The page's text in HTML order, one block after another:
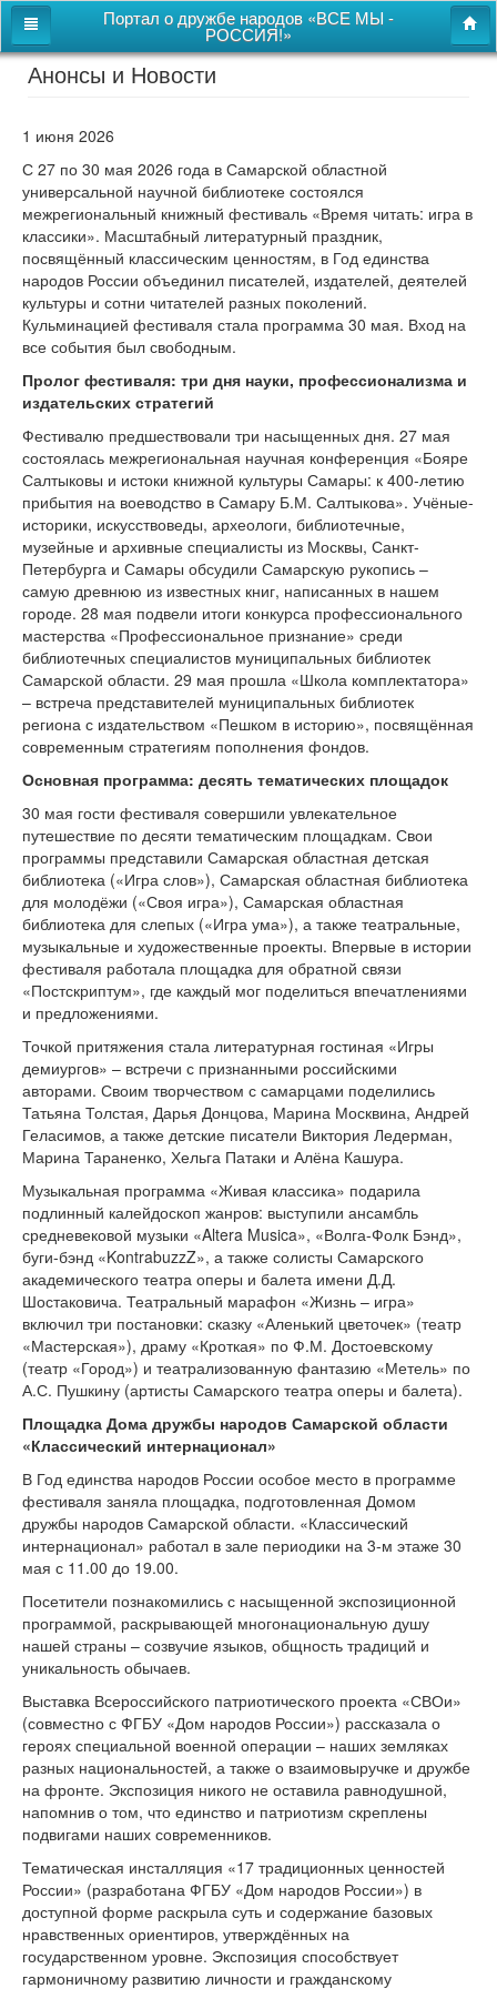
Портал о дружбе народов «ВСЕ МЫ -
РОССИЯ!»
Главная
Новости
СВОи
Этнокультурная карта
Казачий центр
Детям
Поиск
Карта сайта
Перейти к полной
версии сайта
Анонсы и Новости
1 июня 2026
С 27 по 30 мая 2026 года в Самарской областной
универсальной научной библиотеке состоялся
межрегиональный книжный фестиваль «Время читать: игра в
классики». Масштабный литературный праздник,
посвящённый классическим ценностям, в Год единства
народов России объединил писателей, издателей, деятелей
культуры и сотни читателей разных поколений.
Кульминацией фестиваля стала программа 30 мая. Вход на
все события был свободным.
Пролог фестиваля: три дня науки, профессионализма и
издательских стратегий
Фестивалю предшествовали три насыщенных дня. 27 мая
состоялась межрегиональная научная конференция «Бояре
Салтыковы и истоки книжной культуры Самары: к 400-летию
прибытия на воеводство в Самару Б.М. Салтыкова». Учёные-
историки, искусствоведы, археологи, библиотечные,
музейные и архивные специалисты из Москвы, Санкт-
Петербурга и Самары обсудили Самарскую рукопись –
самую древнюю из известных книг, написанных в нашем
городе. 28 мая подвели итоги конкурса профессионального
мастерства «Профессиональное признание» среди
библиотечных специалистов муниципальных библиотек
Самарской области. 29 мая прошла «Школа комплектатора»
– встреча представителей муниципальных библиотек
региона с издательством «Пешком в историю», посвящённая
современным стратегиям пополнения фондов.
Основная программа: десять тематических площадок
30 мая гости фестиваля совершили увлекательное
путешествие по десяти тематическим площадкам. Свои
программы представили Самарская областная детская
библиотека («Игра слов»), Самарская областная библиотека
для молодёжи («Своя игра»), Самарская областная
библиотека для слепых («Игра ума»), а также театральные,
музыкальные и художественные проекты. Впервые в истории
фестиваля работала площадка для обратной связи
«Постскриптум», где каждый мог поделиться впечатлениями
и предложениями.
Точкой притяжения стала литературная гостиная «Игры
демиургов» – встречи с признанными российскими
авторами. Своим творчеством с самарцами поделились
Татьяна Толстая, Дарья Донцова, Марина Москвина, Андрей
Геласимов, а также детские писатели Виктория Ледерман,
Марина Тараненко, Хельга Патаки и Алёна Кашура.
Музыкальная программа «Живая классика» подарила
подлинный калейдоскоп жанров: выступили ансамбль
средневековой музыки «Altera Musica», «Волга-Фолк Бэнд»,
буги-бэнд «KontrabuzzZ», а также солисты Самарского
академического театра оперы и балета имени Д.Д.
Шостаковича. Театральный марафон «Жизнь – игра»
включил три постановки: сказку «Аленький цветочек» (театр
«Мастерская»), драму «Кроткая» по Ф.М. Достоевскому
(театр «Город») и театрализованную фантазию «Метель» по
А.С. Пушкину (артисты Самарского театра оперы и балета).
Площадка Дома дружбы народов Самарской области
«Классический интернационал»
В Год единства народов России особое место в программе
фестиваля заняла площадка, подготовленная Домом
дружбы народов Самарской области. «Классический
интернационал» работал в зале периодики на 3-м этаже 30
мая с 11.00 до 19.00.
Посетители познакомились с насыщенной экспозиционной
программой, раскрывающей многонациональную душу
нашей страны – созвучие языков, общность традиций и
уникальность обычаев.
Выставка Всероссийского патриотического проекта «СВОи»
(совместно с ФГБУ «Дом народов России») рассказала о
героях специальной военной операции – наших земляках
разных национальностей, а также о взаимовыручке и дружбе
на фронте. Экспозиция никого не оставила равнодушной,
напомнив о том, что единство и патриотизм скреплены
подвигами наших современников.
Тематическая инсталляция «17 традиционных ценностей
России» (разработана ФГБУ «Дом народов России») в
доступной форме раскрыла суть и содержание базовых
нравственных ориентиров, утверждённых на
государственном уровне. Экспозиция способствует
гармоничному развитию личности и гражданскому